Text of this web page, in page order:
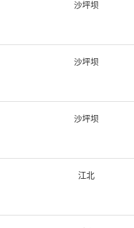
沙坪坝
沙坪坝
沙坪坝
江北